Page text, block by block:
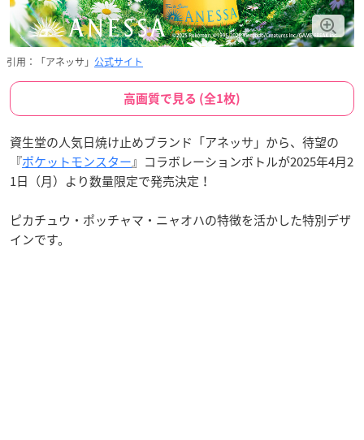
引用：「アネッサ」 公式サイト
高画質で見る (全1枚)
資生堂の人気日焼け止めブランド「アネッサ」から、待望の
『ポケットモンスター』コラボレーションボトルが2025年4月2
1日（月）より数量限定で発売決定！
ピカチュウ・ポッチャマ・ニャオハの特徴を活かした特別デザ
インです。